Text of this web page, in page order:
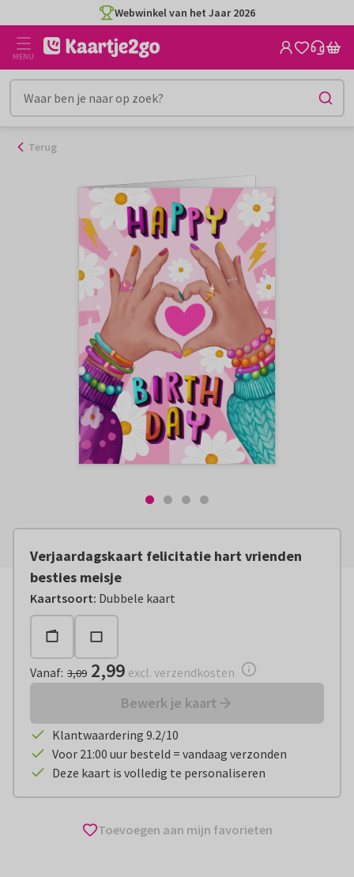
naar
inhoud
Webwinkel van het Jaar 2026
MENU
Terug
Verjaardagskaart felicitatie hart vrienden
besties meisje
Kaartsoort: Dubbele kaart
Vanaf: € 2,99 excl. verzendkosten
Vanaf: 3,09 2,99 excl. verzendkosten
Bewerk je kaart
Klantwaardering 9.2/10
Voor 21:00 uur besteld = vandaag verzonden
Deze kaart is volledig te personaliseren
Toevoegen aan mijn favorieten